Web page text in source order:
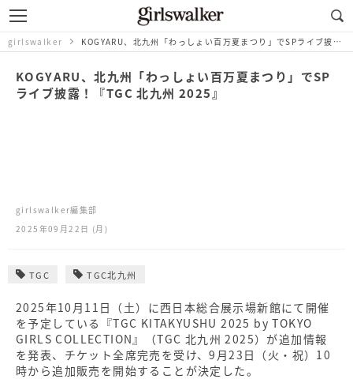
girlswalker KOGYARU、北九州「わっしょい百万夏まつり」でSPライブ披露！『TGC 北九州 2025』
KOGYARU、北九州「わっしょい百万夏まつり」でSP
ライブ披露！『TGC 北九州 2025』
girlswalker編集部
2025年09月22日 (月)
TGC TGC北九州
2025年10月11日（土）に西日本総合展示場新館にて開催
を予定している『TGC KITAKYUSHU 2025 by TOKYO
GIRLS COLLECTION』（TGC 北九州 2025）が追加情報
を発表、チケット全席完売を受け、9月23日（火・祝）10
時から追加販売を開始することが決定した。